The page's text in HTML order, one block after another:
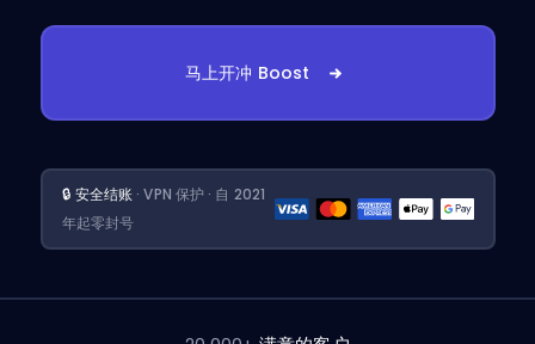
马上开冲 Boost
🔒 安全结账 · VPN 保护 · 自 2021
年起零封号